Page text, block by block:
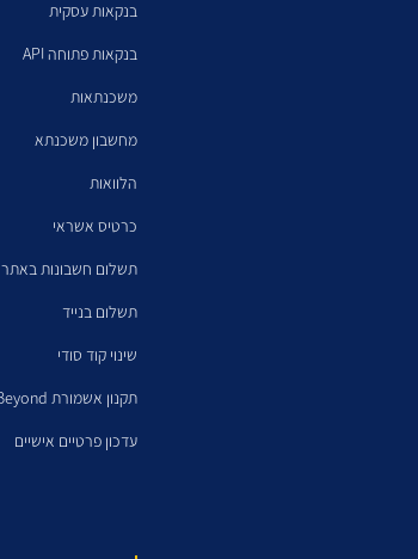
בנקאות עסקית
בנקאות פתוחה API
משכנתאות
מחשבון משכנתא
הלוואות
כרטיס אשראי
תשלום חשבונות באתר
תשלום בנייד
שינוי קוד סודי
תקנון אשמורת Beyond
עדכון פרטיים אישיים